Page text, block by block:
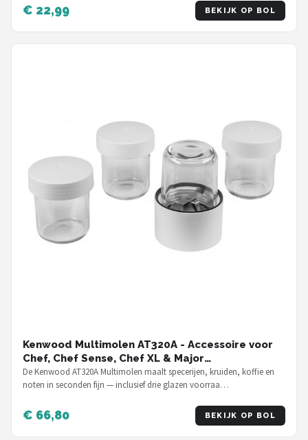
€ 22,99 BEKIJK OP BOL
Kenwood Multimolen AT320A - Accessoire voor
Chef, Chef Sense, Chef XL & Major
keukenmachines
De Kenwood AT320A Multimolen maalt specerijen, kruiden, koffie en
noten in seconden fijn — inclusief drie glazen voorraa…
€ 66,80 BEKIJK OP BOL